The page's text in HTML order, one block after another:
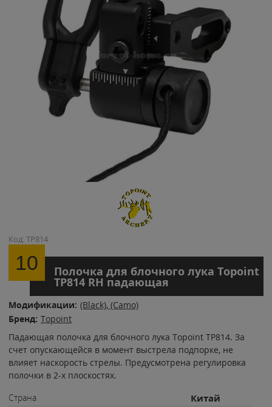
Код: TP814
10 Полочка для блочного лука Topoint
TP814 RH падающая
Модификации: (Black), (Camo)
Бренд: Topoint
Падающая полочка для блочного лука Topoint TP814. За
счет опускающейся в момент выстрела подпорке, не
влияет наскорость стрелы. Предусмотрена регулировка
полочки в 2-х плоскостях.
Страна
Китай